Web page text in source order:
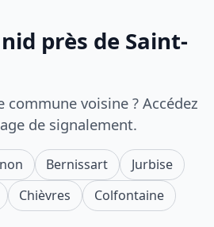
près de Saint-
commune voisine ? Accédez
de signalement.
Bernissart
Jurbise
Chièvres Colfontaine